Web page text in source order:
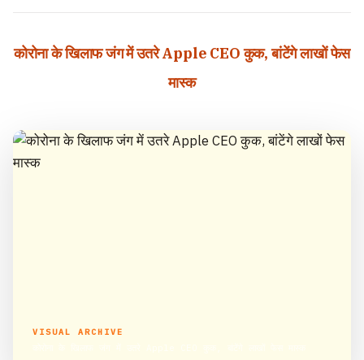
कोरोना के खिलाफ जंग में उतरे Apple CEO कुक, बांटेंगे लाखों फेस
मास्क
VISUAL ARCHIVE